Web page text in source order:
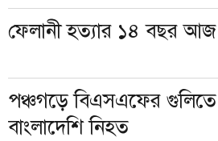
ফেলানী হত্যার ১৪ বছর আজ
পঞ্চগড়ে বিএসএফের গুলিতে
বাংলাদেশি নিহত